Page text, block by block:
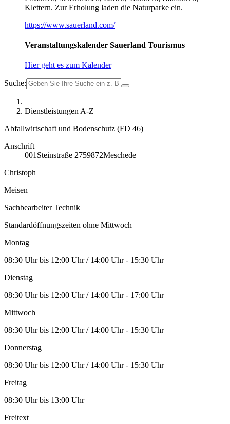
Klettern. Zur Erholung laden die Naturparke ein.
https://www.sauerland.com/
Veranstaltungskalender Sauerland Tourismus
Hier geht es zum Kalender
Suche:
Dienstleistungen A-Z
Abfallwirtschaft und Bodenschutz (FD 46)
Anschrift
001 Steinstraße 2759872Meschede
Christoph
Meisen
Sachbearbeiter Technik
Standardöffnungszeiten ohne Mittwoch
Montag
08:30 Uhr bis 12:00 Uhr / 14:00 Uhr - 15:30 Uhr
Dienstag
08:30 Uhr bis 12:00 Uhr / 14:00 Uhr - 17:00 Uhr
Mittwoch
08:30 Uhr bis 12:00 Uhr / 14:00 Uhr - 15:30 Uhr
Donnerstag
08:30 Uhr bis 12:00 Uhr / 14:00 Uhr - 15:30 Uhr
Freitag
08:30 Uhr bis 13:00 Uhr
Freitext